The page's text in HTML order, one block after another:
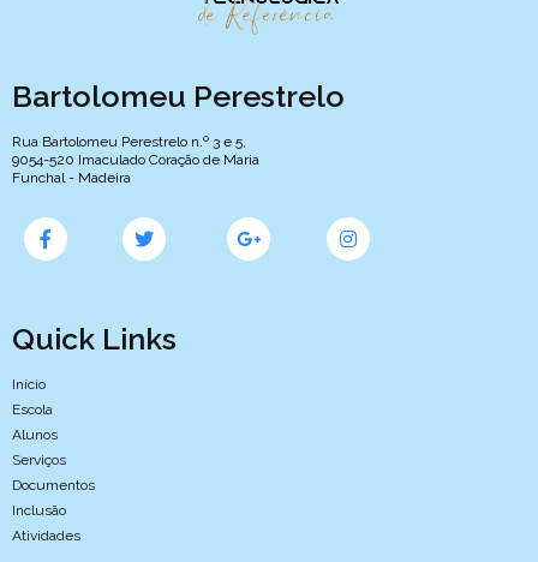
Bartolomeu Perestrelo
Rua Bartolomeu Perestrelo n.º 3 e 5,
9054-520 Imaculado Coração de Maria
Funchal - Madeira
Quick Links
Início
Escola
Alunos
Serviços
Documentos
Inclusão
Atividades